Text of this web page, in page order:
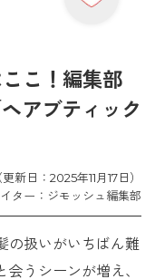
こ！編集部
アブティック
新日：2025年11月17日）
ター：ジモッシュ編集部
の扱いがいちばん難
うシーンが増え、